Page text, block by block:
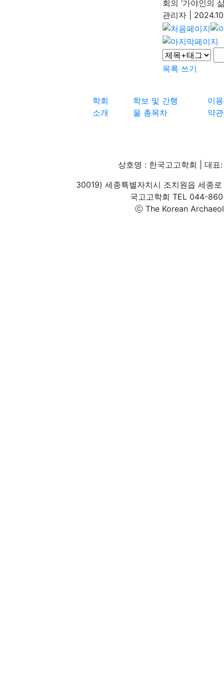
회의 ‘가야인의
관리자
목록 쓰기
학회
소개
학보 및 간행
물 총목차
이용
약관
상호명 : 한국고고학회 | 대
30019) 세종특별자치시 조치원읍 세종
국고고학회 TEL 044-
ⓒ The Korean